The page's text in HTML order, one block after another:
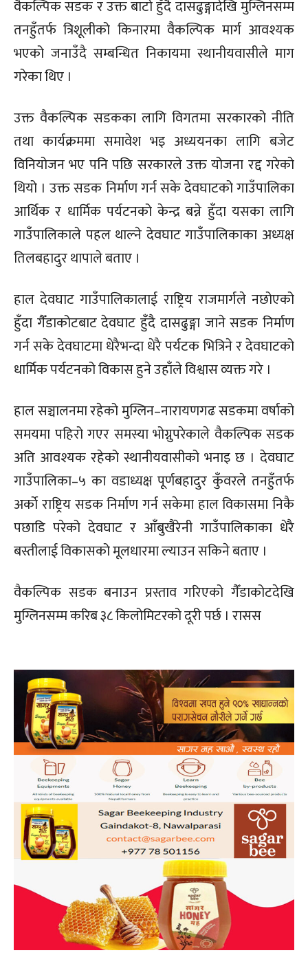
वैकल्पिक सडक र उक्त बाटो हुँदै दासढुङ्गादेखि मुग्लिनसम्म
तनहुँतर्फ त्रिशूलीको किनारमा वैकल्पिक मार्ग आवश्यक
भएको जनाउँदै सम्बन्धित निकायमा स्थानीयवासीले माग
गरेका थिए ।
उक्त वैकल्पिक सडकका लागि विगतमा सरकारको नीति
तथा कार्यक्रममा समावेश भइ अध्ययनका लागि बजेट
विनियोजन भए पनि पछि सरकारले उक्त योजना रद्द गरेको
थियो । उक्त सडक निर्माण गर्न सके देवघाटको गाउँपालिका
आर्थिक र धार्मिक पर्यटनको केन्द्र बन्ने हुँदा यसका लागि
गाउँपालिकाले पहल थाल्ने देवघाट गाउँपालिकाका अध्यक्ष
तिलबहादुर थापाले बताए ।
हाल देवघाट गाउँपालिकालाई राष्ट्रिय राजमार्गले नछोएको
हुँदा गैँडाकोटबाट देवघाट हुँदै दासढुङ्गा जाने सडक निर्माण
गर्न सके देवघाटमा धेरैभन्दा धेरै पर्यटक भित्रिने र देवघाटको
धार्मिक पर्यटनको विकास हुने उहाँले विश्वास व्यक्त गरे ।
हाल सञ्चालनमा रहेको मुग्लिन–नारायणगढ सडकमा वर्षाको
समयमा पहिरो गएर समस्या भोग्नुपरेकाले वैकल्पिक सडक
अति आवश्यक रहेको स्थानीयवासीको भनाइ छ । देवघाट
गाउँपालिका–५ का वडाध्यक्ष पूर्णबहादुर कुँवरले तनहुँतर्फ
अर्काे राष्ट्रिय सडक निर्माण गर्न सकेमा हाल विकासमा निकै
पछाडि परेको देवघाट र आँबुखैरेनी गाउँपालिकाका धेरै
बस्तीलाई विकासको मूलधारमा ल्याउन सकिने बताए ।
वैकल्पिक सडक बनाउन प्रस्ताव गरिएको गैँडाकोटदेखि
मुग्लिनसम्म करिब ३८ किलोमिटरको दूरी पर्छ । रासस